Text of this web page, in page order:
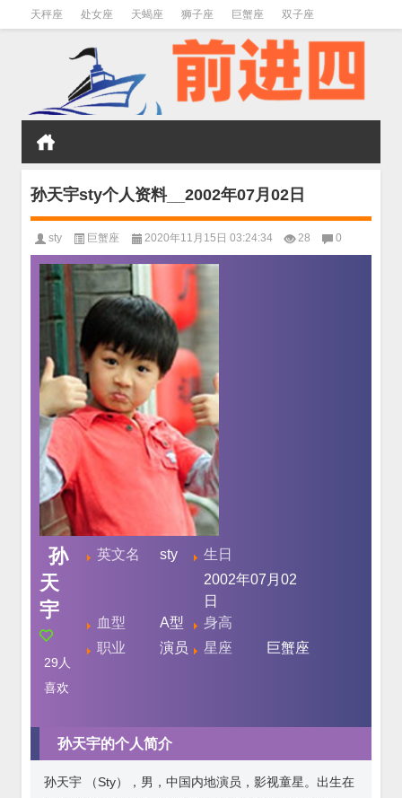
天秤座 处女座 天蝎座 狮子座 巨蟹座 双子座
孙天宇sty个人资料__2002年07月02日
sty 巨蟹座 2020年11月15日 03:24:34 28 0
孙
天
宇
29 人
喜欢
英文名 sty
生日
2002年07月02
日
血型
A型
身高
职业
演员 星座 巨蟹座
孙天宇的个人简介
孙天宇 （Sty），男，中国内地演员，影视童星。出生在